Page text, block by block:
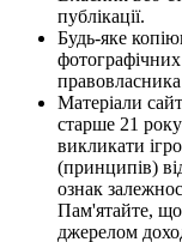
публікації.
Будь-яке
фотографічних
Матеріали
старше 21
викликати
(принципів)
ознак
Пам'ятайте, що
джерелом